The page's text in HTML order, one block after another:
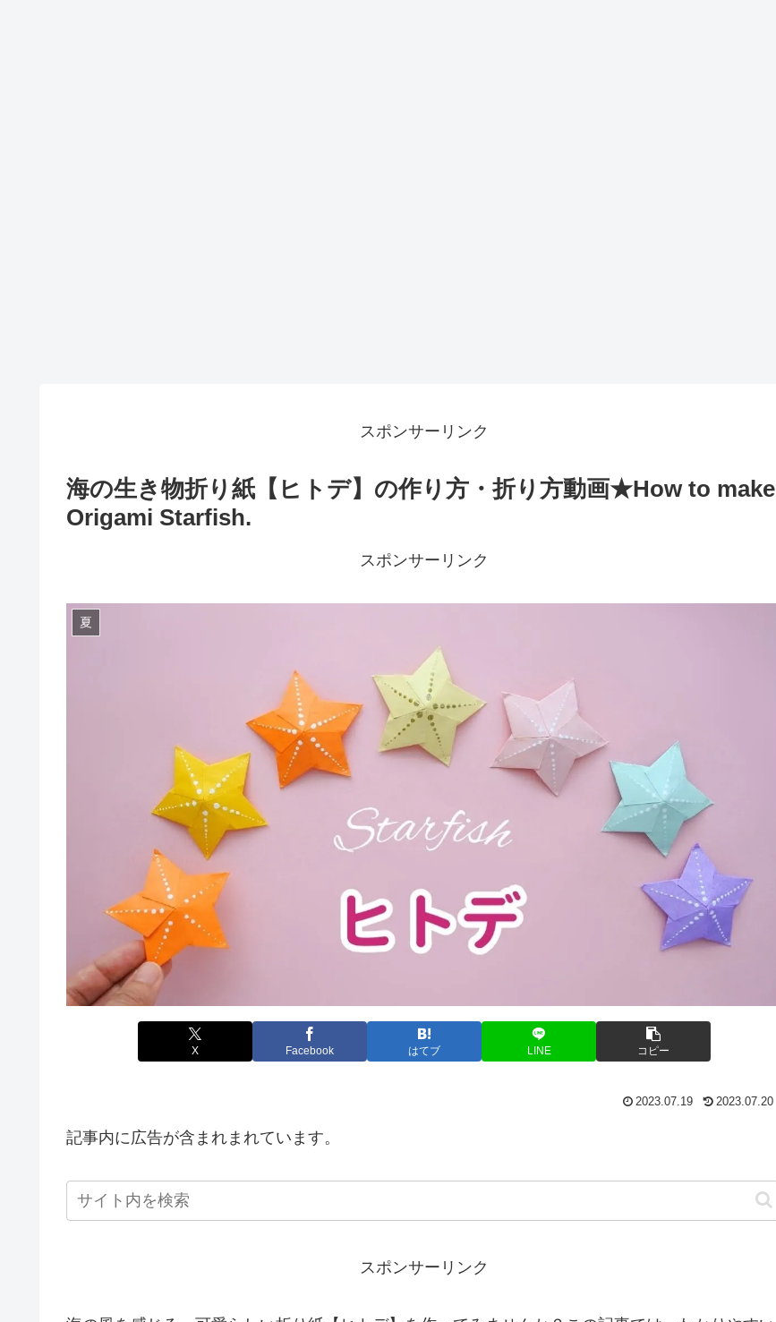
スポンサーリンク
海の生き物折り紙【ヒトデ】の作り方・折り方動画★How to make
Origami Starfish.
スポンサーリンク
夏
X Facebook はてブ LINE コピー
2023.07.19 2023.07.20
記事内に広告が含まれまれています。
スポンサーリンク